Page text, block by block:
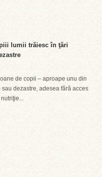
lumii trăiesc în ţări
de copii – aproape unu din
dezastre, adesea fără acces